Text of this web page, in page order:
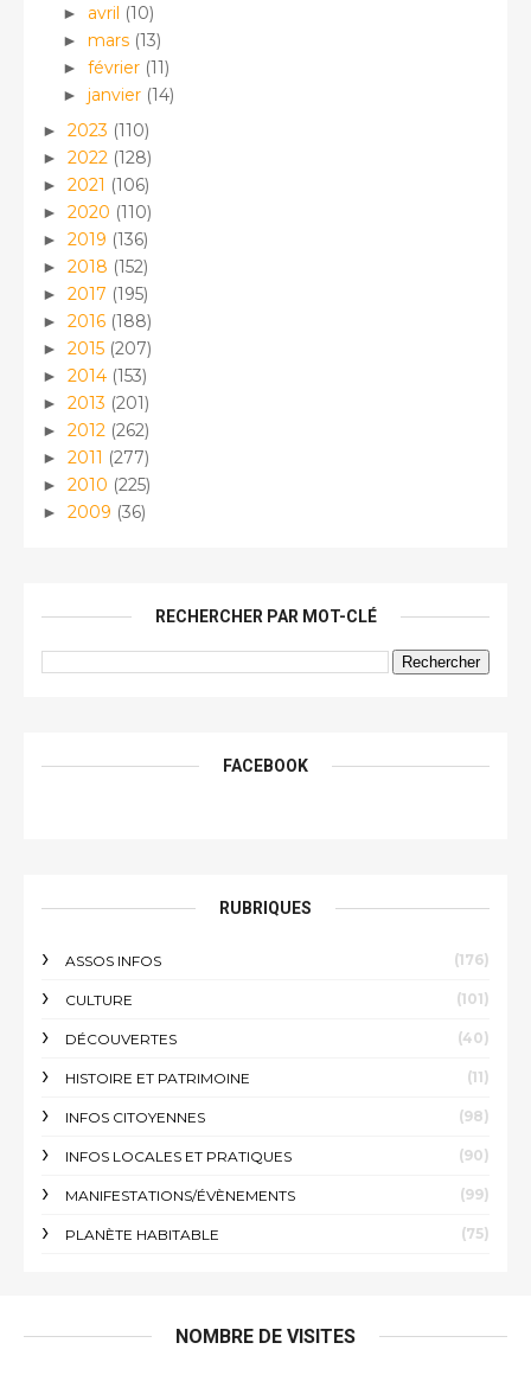
► avril (10)
► mars (13)
► février (11)
► janvier (14)
► 2023 (110)
► 2022 (128)
► 2021 (106)
► 2020 (110)
► 2019 (136)
► 2018 (152)
► 2017 (195)
► 2016 (188)
► 2015 (207)
► 2014 (153)
► 2013 (201)
► 2012 (262)
► 2011 (277)
► 2010 (225)
► 2009 (36)
RECHERCHER PAR MOT-CLÉ
FACEBOOK
RUBRIQUES
ASSOS INFOS (176)
CULTURE (101)
DÉCOUVERTES (40)
HISTOIRE ET PATRIMOINE (11)
INFOS CITOYENNES (98)
INFOS LOCALES ET PRATIQUES (90)
MANIFESTATIONS/ÉVÈNEMENTS (99)
PLANÈTE HABITABLE (75)
NOMBRE DE VISITES